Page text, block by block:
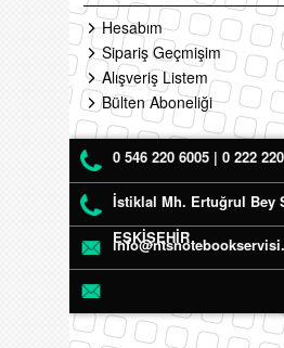
Hesabım
Sipariş Geçmişim
Alışveriş Listem
Bülten Aboneliği
0 546 220 6005 | 0 222
İstiklal Mh. Ertuğrul Bey
ESKİŞEHİR